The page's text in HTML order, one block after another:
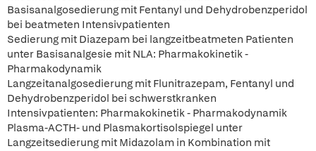
Basisanalgosedierung mit Fentanyl und Dehydrobenzperidol
bei beatmeten Intensivpatienten
Sedierung mit Diazepam bei langzeitbeatmeten Patienten
unter Basisanalgesie mit NLA: Pharmakokinetik -
Pharmakodynamik
Langzeitanalgosedierung mit Flunitrazepam, Fentanyl und
Dehydrobenzperidol bei schwerstkranken
Intensivpatienten: Pharmakokinetik - Pharmakodynamik
Plasma-ACTH- und Plasmakortisolspiegel unter
Langzeitsedierung mit Midazolam in Kombination mit